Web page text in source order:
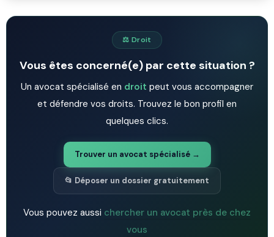
⚖️ Droit
Vous êtes concerné(e) par cette situation ?
Un avocat spécialisé en droit peut vous accompagner
et défendre vos droits. Trouvez le bon profil en
quelques clics.
Trouver un avocat spécialisé →
📂 Déposer un dossier gratuitement
Vous pouvez aussi chercher un avocat près de chez
vous